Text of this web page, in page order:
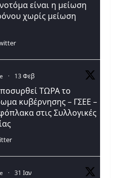
είναι η μείωση
χωρίς μείωση
· 13 Φεβ
ΤΩΡΑ το
κυβέρνησης – ΓΣΕΕ –
στις Συλλογικές
· 31 Ιαν